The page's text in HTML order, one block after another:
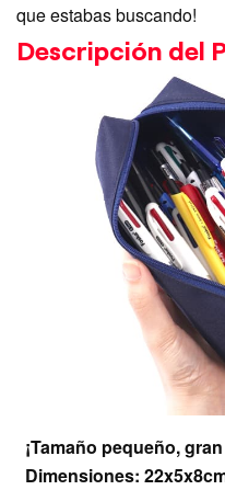
que estabas buscando!
Descripción del
¡Tamaño pequeño,
Dimensiones: